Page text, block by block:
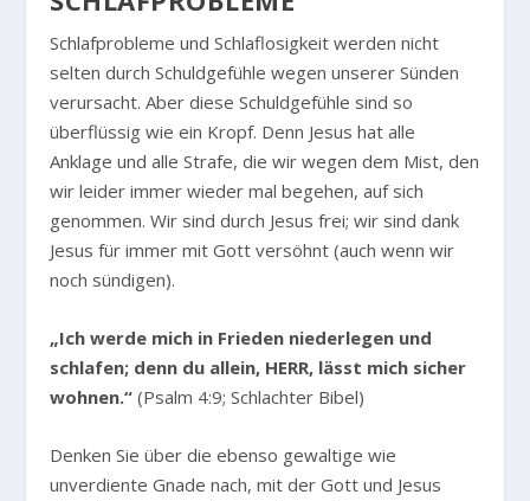
Schlafprobleme und Schlaflosigkeit werden nicht
selten durch Schuldgefühle wegen unserer Sünden
verursacht. Aber diese Schuldgefühle sind so
überflüssig wie ein Kropf. Denn Jesus hat alle
Anklage und alle Strafe, die wir wegen dem Mist, den
wir leider immer wieder mal begehen, auf sich
genommen. Wir sind durch Jesus frei; wir sind dank
Jesus für immer mit Gott versöhnt (auch wenn wir
noch sündigen).
„Ich werde mich in Frieden niederlegen und
schlafen; denn du allein, HERR, lässt mich sicher
wohnen.“ (Psalm 4:9; Schlachter Bibel)
Denken Sie über die ebenso gewaltige wie
unverdiente Gnade nach, mit der Gott und Jesus